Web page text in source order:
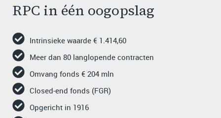
RPC in één oogopslag
Intrinsieke waarde € 1.414,60
Meer dan 80 langlopende contracten
Omvang fonds € 204 mln
Closed-end fonds (FGR)
Opgericht in 1916